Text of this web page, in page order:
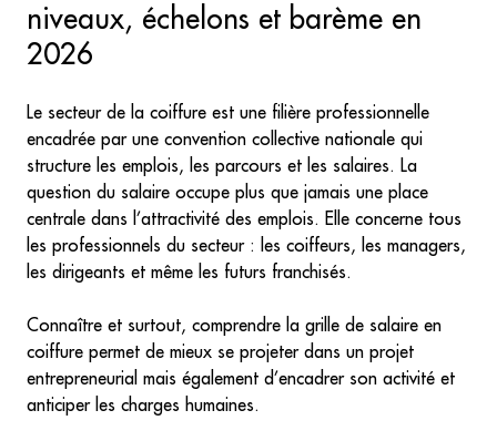
niveaux, échelons et barème en
2026
Le secteur de la coiffure est une filière professionnelle
encadrée par une convention collective nationale qui
structure les emplois, les parcours et les salaires. La
question du salaire occupe plus que jamais une place
centrale dans l’attractivité des emplois. Elle concerne tous
les professionnels du secteur : les coiffeurs, les managers,
les dirigeants et même les futurs franchisés.
Connaître et surtout, comprendre la grille de salaire en
coiffure permet de mieux se projeter dans un projet
entrepreneurial mais également d’encadrer son activité et
anticiper les charges humaines.